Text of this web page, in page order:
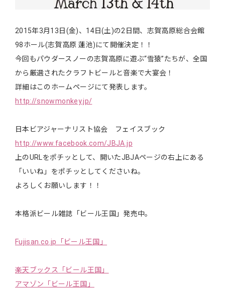
2015年3月13日(金)、14日(土)の2日間、志賀高原総合会館
98ホール(志賀高原 蓮池)にて開催決定！！
今回もパウダースノーの志賀高原に遊ぶ“雪猿”たちが、全国
から厳選されたクラフトビールと音楽で大宴会！
詳細はこのホームページにて発表します。
http://snowmonkey.jp/
日本ビアジャーナリスト協会 フェイスブック
http://www.facebook.com/JBJA.jp
上のURLをポチッとして、開いたJBJAページの右上にある
「いいね」をポチッとしてくださいね。
よろしくお願いします！！
本格派ビール雑誌「ビール王国」発売中。
Fujisan.co.jp「ビール王国」
楽天ブックス「ビール王国」
アマゾン「ビール王国」